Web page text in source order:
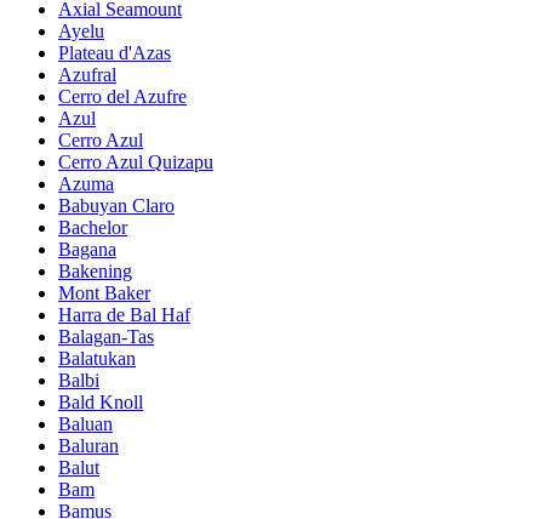
Axial Seamount
Ayelu
Plateau d'Azas
Azufral
Cerro del Azufre
Azul
Cerro Azul
Cerro Azul Quizapu
Azuma
Babuyan Claro
Bachelor
Bagana
Bakening
Mont Baker
Harra de Bal Haf
Balagan-Tas
Balatukan
Balbi
Bald Knoll
Baluan
Baluran
Balut
Bam
Bamus